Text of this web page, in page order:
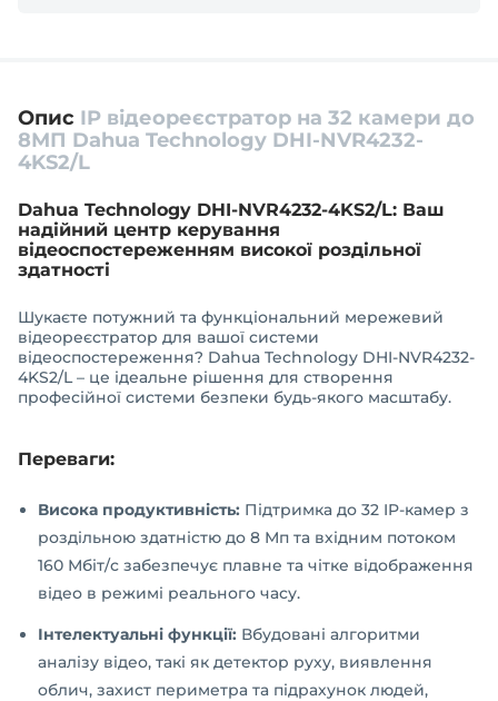
Опис IP відеореєстратор на 32 камери до
8МП Dahua Technology DHI-NVR4232-
4KS2/L
Dahua Technology DHI-NVR4232-4KS2/L: Ваш
надійний центр керування
відеоспостереженням високої роздільної
здатності
Шукаєте потужний та функціональний мережевий
відеореєстратор для вашої системи
відеоспостереження? Dahua Technology DHI-NVR4232-
4KS2/L – це ідеальне рішення для створення
професійної системи безпеки будь-якого масштабу.
Переваги:
Висока продуктивність: Підтримка до 32 IP-камер з
роздільною здатністю до 8 Мп та вхідним потоком
160 Мбіт/с забезпечує плавне та чітке відображення
відео в режимі реального часу.
Інтелектуальні функції: Вбудовані алгоритми
аналізу відео, такі як детектор руху, виявлення
облич, захист периметра та підрахунок людей,